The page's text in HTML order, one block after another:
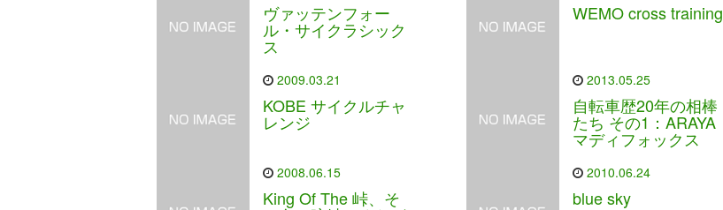
ヴァッテンフォー
ル・サイクラシック
ス
WEMO cross training
2009.03.21
KOBE サイクルチャ
レンジ
2013.05.25
自転車歴20年の相棒
たち その1：ARAYA
マディフォックス
2008.06.15
King Of The 峠、そ
2010.06.24
blue sky